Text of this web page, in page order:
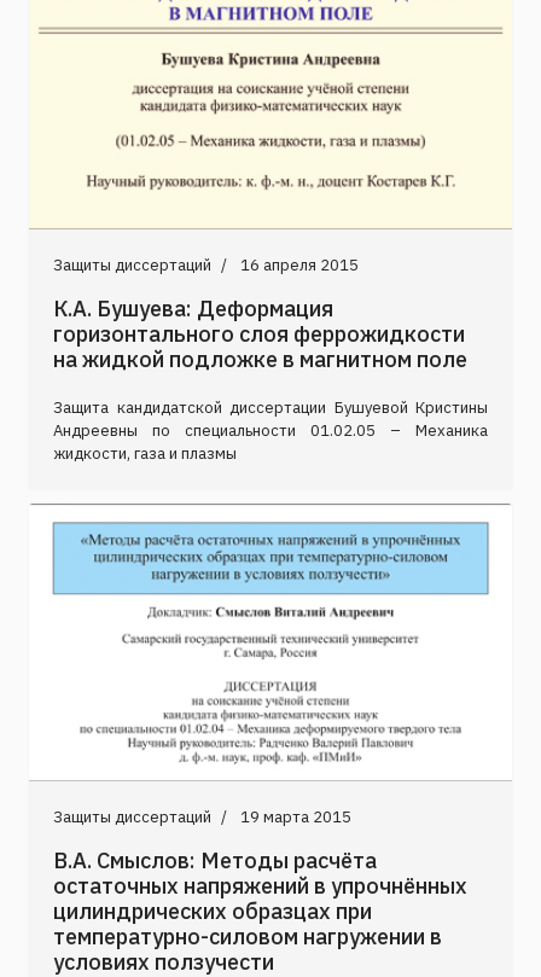
Защиты диссертаций 16 апреля 2015
К.А. Бушуева: Деформация
горизонтального слоя феррожидкости
на жидкой подложке в магнитном поле
Защита кандидатской диссертации Бушуевой Кристины
Андреевны по специальности 01.02.05 – Механика
жидкости, газа и плазмы
Защиты диссертаций 19 марта 2015
В.А. Смыслов: Методы расчёта
остаточных напряжений в упрочнённых
цилиндрических образцах при
температурно-силовом нагружении в
условиях ползучести